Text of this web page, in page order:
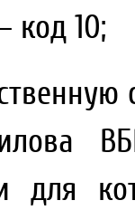
код 10;
для